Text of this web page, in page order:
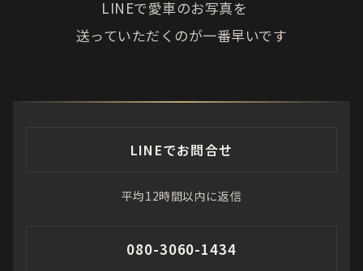
LINEで愛車のお写真を
送っていただくのが一番早いです
LINEでお問合せ
平均12時間以内に返信
080-3060-1434